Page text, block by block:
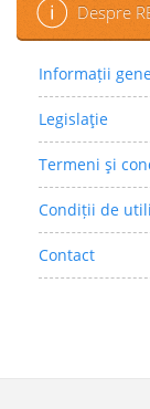
Despre
Informații
Legislaţie
Termeni şi
Condiții de
Contact